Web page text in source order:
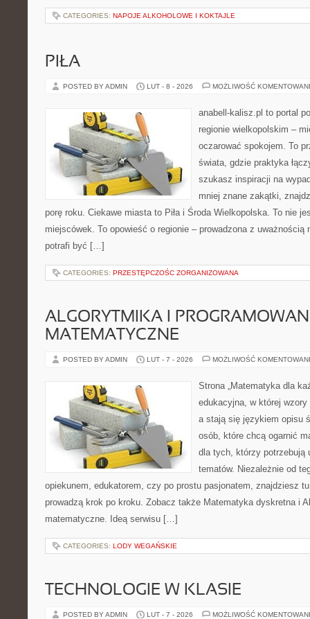
CATEGORIES: NAPOJE ALKOHOLOWE I KOKTAJLE
PIŁA
POSTED BY ADMIN LUT - 8 - 2026 MOŻLIWOŚĆ
anabell-kalisz.pl to portal
regionie wielkopolskim –
oczarować spokojem. To
świata, gdzie praktyka
szukasz inspiracji na
mniej znane zakątki,
porę roku. Ciekawe miasta to Piła i Środa Wielkopolska. To nie
miejscówek. To opowieść o regionie – prowadzona z uważnością
potrafi być […]
CATEGORIES: PRZESTĘPCZOŚC ZORGANIZOWANA
ALGORYTMIKA I
MATEMATYCZNE
POSTED BY ADMIN LUT - 7 - 2026 MOŻLIWOŚĆ
Strona „Matematyka dla
edukacyjna, w której
a stają się językiem opisu
osób, które chcą ogarnić
dla tych, którzy potrzebują
tematów. Niezależnie od
opiekunem, edukatorem, czy po prostu pasjonatem, znajdziesz
prowadzą krok po kroku. Zobacz także Matematyka dyskretna i
matematyczne. Ideą serwisu […]
CATEGORIES: LODY WEGAŃSKIE
TECHNOLOGIE W KLASIE
POSTED BY ADMIN LUT - 7 - 2026 MOŻLIWOŚĆ